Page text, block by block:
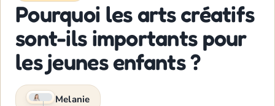
Pourquoi les arts créatifs
sont-ils importants pour
les jeunes enfants ?
Melanie